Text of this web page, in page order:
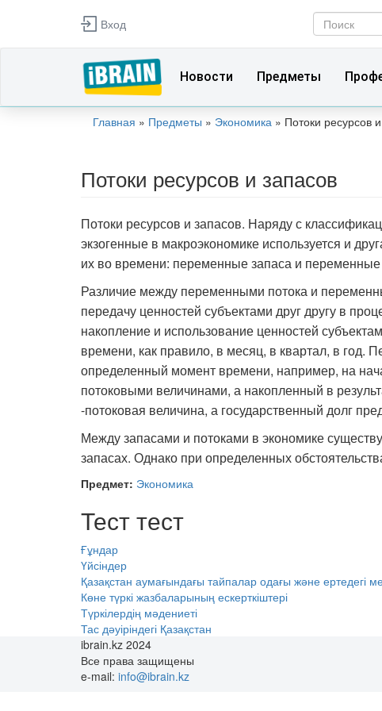
Перейти к основному содержанию
Вход
Поиск
Новости Предметы
Вы здесь
Главная » Предметы » Экономика » Потоки ресурсов
Потоки ресурсов и запасов
Потоки ресурсов и запасов. Наряду с
экзогенные в макроэкономике используется и
их во времени: переменные запаса и переменные
Различие между переменными потока и
передачу ценностей субъектами друг другу в
накопление и использование ценностей
времени, как правило, в месяц, в квартал, в год.
определенный момент времени, например, на
потоковыми величинами, а накопленный в
-потоковая величина, а государственный долг
Между запасами и потоками в экономике
запасах. Однако при определенных
Предмет: Экономика
Тест тест
Ғұндар
Үйсіндер
Қазақстан аумағындағы тайпалар одағы және ертедегі
Көне түркі жазбаларының ескерткіштері
Түркілердің мәдениеті
Тас дәуіріндегі Қазақстан
ibrain.kz 2024
Все права защищены
e-mail: info@ibrain.kz